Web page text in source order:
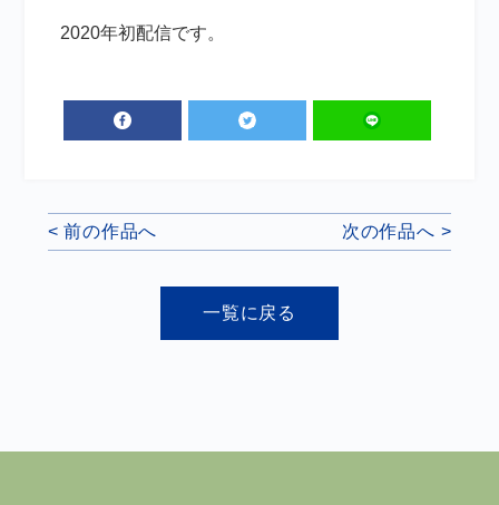
2020年初配信です。
< 前の作品へ 次の作品へ >
一覧に戻る